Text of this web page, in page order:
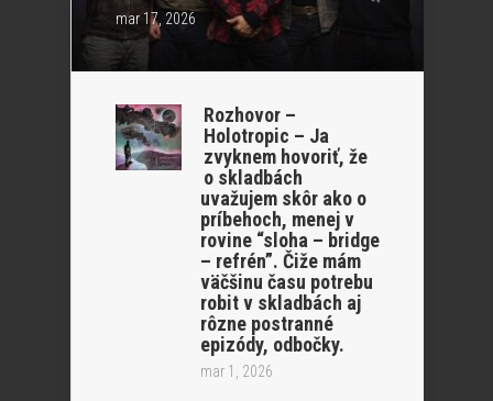
mar 17, 2026
Rozhovor –
Holotropic – Ja
zvyknem hovoriť, že
o skladbách
uvažujem skôr ako o
príbehoch, menej v
rovine “sloha – bridge
– refrén”. Čiže mám
väčšinu času potrebu
robit v skladbách aj
rôzne postranné
epizódy, odbočky.
mar 1, 2026